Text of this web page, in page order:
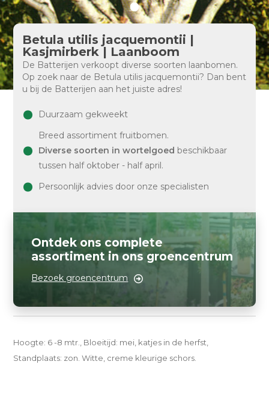
Betula utilis jacquemontii |
Kasjmirberk | Laanboom
De Batterijen verkoopt diverse soorten laanbomen.
Op zoek naar de Betula utilis jacquemontii? Dan bent
u bij de Batterijen aan het juiste adres!
Duurzaam gekweekt
Breed assortiment fruitbomen.
Diverse soorten in wortelgoed beschikbaar
tussen half oktober - half april.
Persoonlijk advies door onze specialisten
Ontdek ons complete
assortiment in ons groencentrum
Bezoek groencentrum
Hoogte: 6 -8 mtr., Bloeitijd: mei, katjes in de herfst,
Standplaats: zon. Witte, creme kleurige schors.